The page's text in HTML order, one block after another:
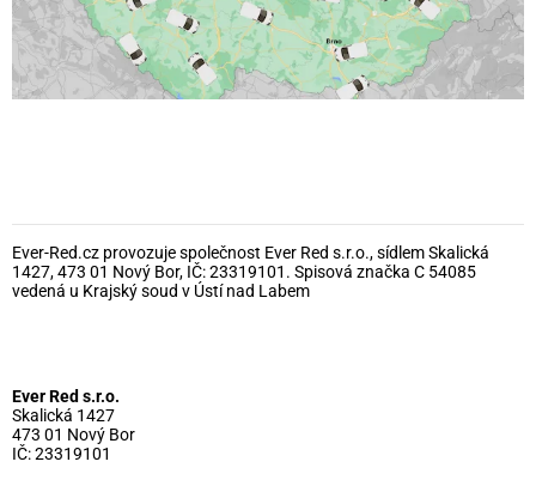
Ever-Red.cz provozuje společnost Ever Red s.r.o., sídlem Skalická
1427, 473 01 Nový Bor, IČ: 23319101. Spisová značka C 54085
vedená u Krajský soud v Ústí nad Labem
Ever Red s.r.o.
Skalická 1427
473 01 Nový Bor
IČ: 23319101